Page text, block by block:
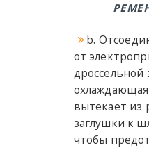
b.
от
дроссельной
вытекает из
заглушки к
чтобы